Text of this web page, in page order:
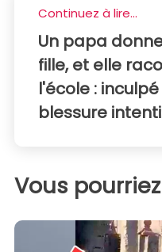
Continuez à lire...
Un papa
fille, et elle
l'école :
blessure
Vous